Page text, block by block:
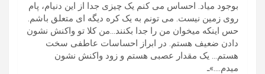
بوجود میاد. احساس می کنم یک چیزی جدا از این دنیام، پام
روی زمین نیست. می تونم به یک کره دیگه ای متعلق باشم.
حس اینکه میخوان من را جدا بکنند…من کلا تو واکنش نشون
دادن ضعیف هستم. در ابراز احساسات عاطفی سخت
هستم… یک مقدار عصبی هستم و زود واکنش نشون
میدم….»ـ